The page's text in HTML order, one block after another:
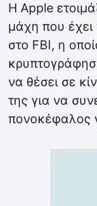
Η Apple
μάχη που έχει
στο FBI, η
να θέσει σε
της για να
πονοκέφαλος